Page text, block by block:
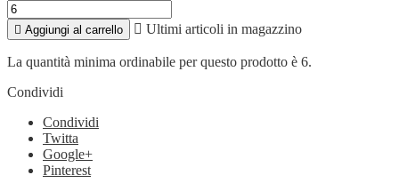
 Aggiungi al carrello  Ultimi articoli in magazzino
La quantità minima ordinabile per questo prodotto è 6.
Condividi
Condividi
Twitta
Google+
Pinterest